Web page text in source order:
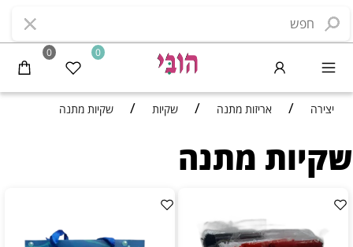
0 0
יצירה / אריזות מתנה / שקיות / שקיות מתנה
שקיות מתנה